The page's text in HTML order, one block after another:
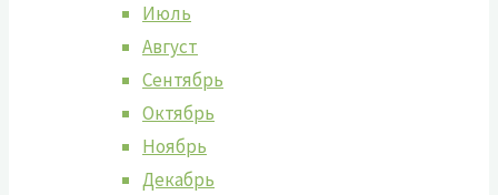
Июль
Август
Сентябрь
Октябрь
Ноябрь
Декабрь